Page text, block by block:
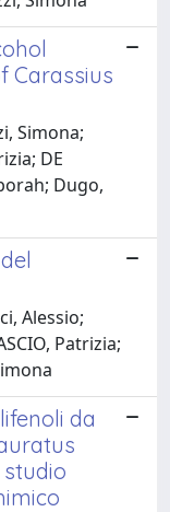
Carassius
Simona;
DE
Dugo,
Alessio;
Patrizia;
da